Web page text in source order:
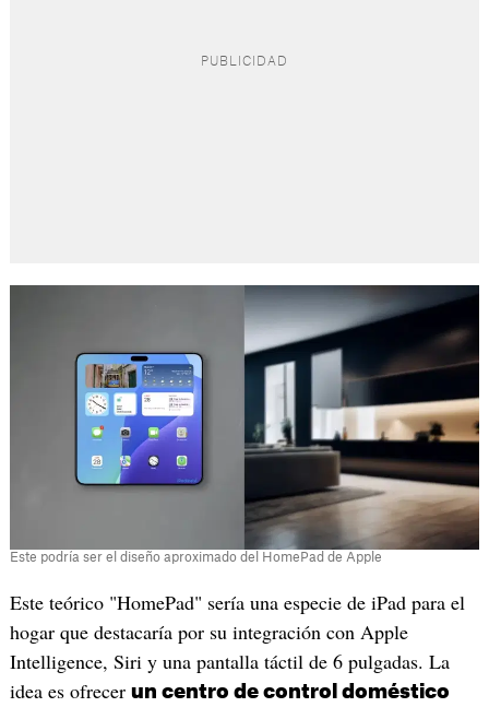
Este podría ser el diseño aproximado del HomePad de Apple
Este teórico "HomePad" sería una especie de iPad para el
hogar que destacaría por su integración con Apple
Intelligence, Siri y una pantalla táctil de 6 pulgadas. La
idea es ofrecer un centro de control doméstico